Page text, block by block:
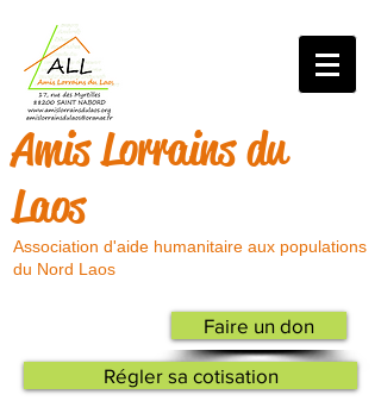
Amis Lorrains du
Laos
Association d'aide humanitaire aux populations
du Nord Laos
Faire un don
Régler sa cotisation